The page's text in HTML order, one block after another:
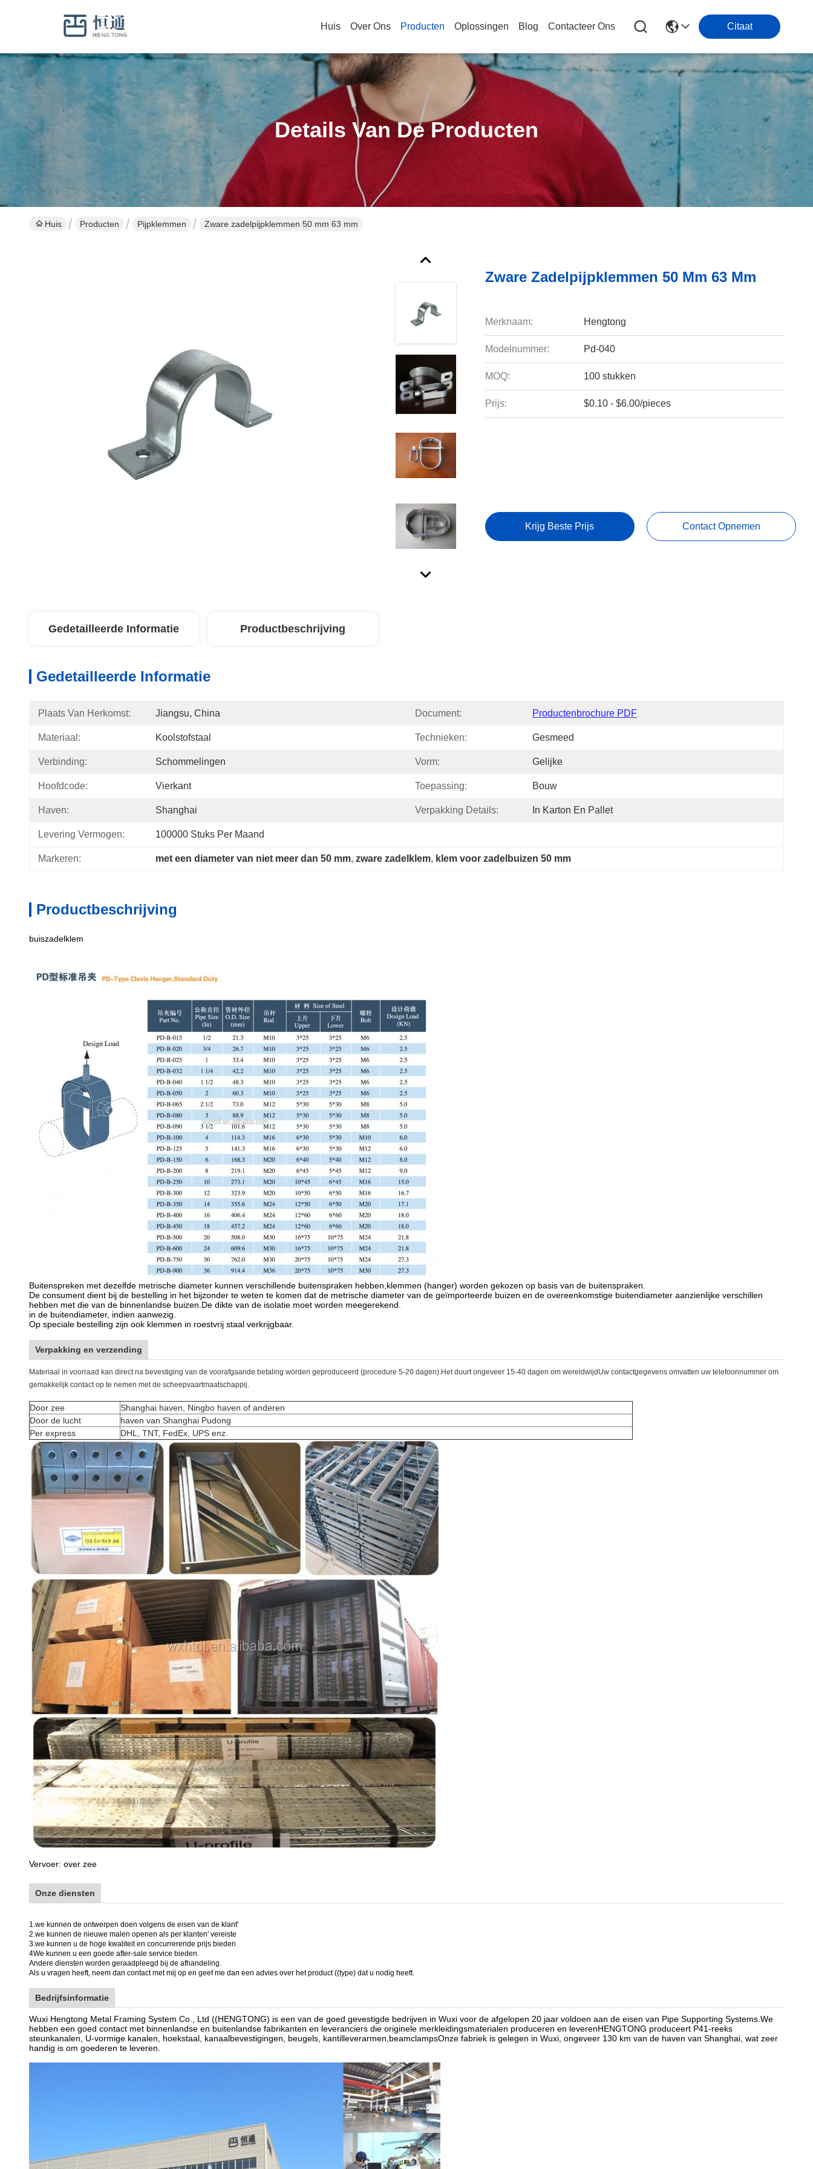
Huis Over Ons Producten Oplossingen Blog Contacteer Ons Citaat
Details Van De Producten
Huis Producten Pijpklemmen Zware zadelpijpklemmen 50 mm 63 mm
Zware Zadelpijpklemmen 50 Mm 63 Mm
Merknaam: Hengtong
Modelnummer: Pd-040
MOQ: 100 stukken
Prijs: $0.10 - $6.00/pieces
Krijg Beste Prijs Contact Opnemen
Gedetailleerde Informatie Productbeschrijving
Gedetailleerde Informatie
Plaats Van Herkomst: Jiangsu, China Document: Productenbrochure PDF
Materiaal: Koolstofstaal Technieken: Gesmeed
Verbinding: Schommelingen Vorm: Gelijke
Hoofdcode: Vierkant Toepassing: Bouw
Haven: Shanghai Verpakking Details: In Karton En Pallet
Levering Vermogen: 100000 Stuks Per Maand
Markeren: met een diameter van niet meer dan 50 mm, zware zadelklem, klem voor zadelbuizen 50 mm
Productbeschrijving
buiszadelklem
Buitenspreken met dezelfde metrische diameter kunnen verschillende buitenspraken hebben,klemmen (hanger) worden gekozen op basis van de buitenspraken.
De consument dient bij de bestelling in het bijzonder te weten te komen dat de metrische diameter van de geïmporteerde buizen en de overeenkomstige buitendiameter aanzienlijke verschillen
hebben met die van de binnenlandse buizen.De dikte van de isolatie moet worden meegerekend.
in de buitendiameter, indien aanwezig.
Op speciale bestelling zijn ook klemmen in roestvrij staal verkrijgbaar.
Verpakking en verzending
Materiaal in voorraad kan direct na bevestiging van de voorafgaande betaling worden geproduceerd (procedure 5-20 dagen).Het duurt ongeveer 15-40 dagen om wereldwijdUw contactgegevens omvatten uw telefoonnummer om
gemakkelijk contact op te nemen met de scheepvaartmaatschappij.
Door zee
Shanghai haven, Ningbo haven of anderen
Door de lucht
haven van Shanghai Pudong
Per express
DHL, TNT, FedEx, UPS enz.
Vervoer: over zee
Onze diensten
1.we kunnen de ontwerpen doen volgens de eisen van de klant'
2.we kunnen de nieuwe malen openen als per klanten' vereiste
3.we kunnen u de hoge kwaliteit en concurrerende prijs bieden
4We kunnen u een goede after-sale service bieden.
Andere diensten worden geraadpleegd bij de afhandeling.
Als u vragen heeft, neem dan contact met mij op en geef me dan een advies over het product ((type) dat u nodig heeft.
Bedrijfsinformatie
Wuxi Hengtong Metal Framing System Co., Ltd ((HENGTONG) is een van de goed gevestigde bedrijven in Wuxi voor de afgelopen 20 jaar voldoen aan de eisen van Pipe Supporting Systems.We
hebben een goed contact met binnenlandse en buitenlandse fabrikanten en leveranciers die originele merkleidingsmaterialen produceren en leverenHENGTONG produceert P41-reeks
steunkanalen, U-vormige kanalen, hoekstaal, kanaalbevestigingen, beugels, kantilleverarmen,beamclampsOnze fabriek is gelegen in Wuxi, ongeveer 130 km van de haven van Shanghai, wat zeer
handig is om goederen te leveren.